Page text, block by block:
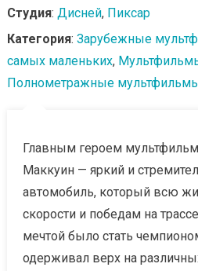
Студия: Дисней, Пиксар
Категория: Зарубежные
самых маленьких,
Полнометражные
Главным героем
Маккуин — яркий и
автомобиль, который всю
скорости и победам на
мечтой было стать
одерживал верх на